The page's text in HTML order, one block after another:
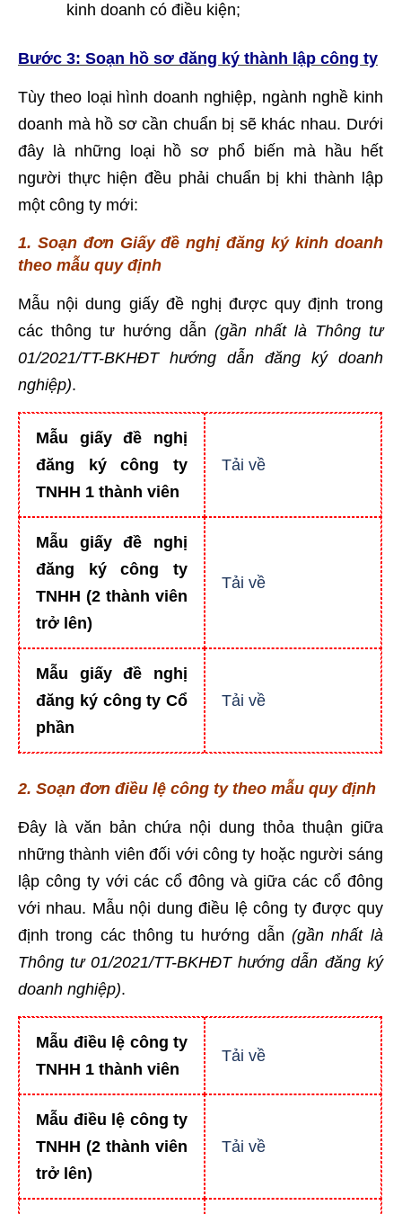
kinh doanh có điều kiện;
Bước 3: Soạn hồ sơ đăng ký thành lập công ty
Tùy theo loại hình doanh nghiệp, ngành nghề kinh
doanh mà hồ sơ cần chuẩn bị sẽ khác nhau. Dưới
đây là những loại hồ sơ phổ biến mà hầu hết
người thực hiện đều phải chuẩn bị khi thành lập
một công ty mới:
1. Soạn đơn Giấy đề nghị đăng ký kinh doanh
theo mẫu quy định
Mẫu nội dung giấy đề nghị được quy định trong
các thông tư hướng dẫn (gần nhất là Thông tư
01/2021/TT-BKHĐT hướng dẫn đăng ký doanh
nghiệp).
Mẫu giấy đề nghị
đăng ký công ty
TNHH 1 thành viên
Tải về
Mẫu giấy đề nghị
đăng ký công ty
TNHH (2 thành viên
trở lên)
Tải về
Mẫu giấy đề nghị
đăng ký công ty Cổ
phần
Tải về
2. Soạn đơn điều lệ công ty theo mẫu quy định
Đây là văn bản chứa nội dung thỏa thuận giữa
những thành viên đối với công ty hoặc người sáng
lập công ty với các cổ đông và giữa các cổ đông
với nhau. Mẫu nội dung điều lệ công ty được quy
định trong các thông tu hướng dẫn (gần nhất là
Thông tư 01/2021/TT-BKHĐT hướng dẫn đăng ký
doanh nghiệp).
Mẫu điều lệ công ty
TNHH 1 thành viên
Tải về
Mẫu điều lệ công ty
TNHH (2 thành viên
trở lên)
Tải về